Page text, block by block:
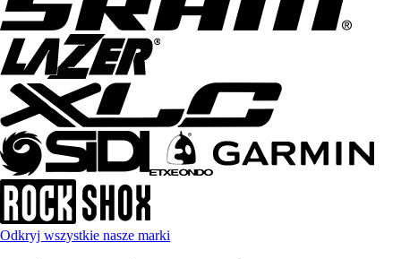
Odkryj wszystkie nasze marki